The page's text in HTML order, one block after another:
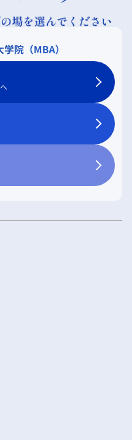
院（MBA）